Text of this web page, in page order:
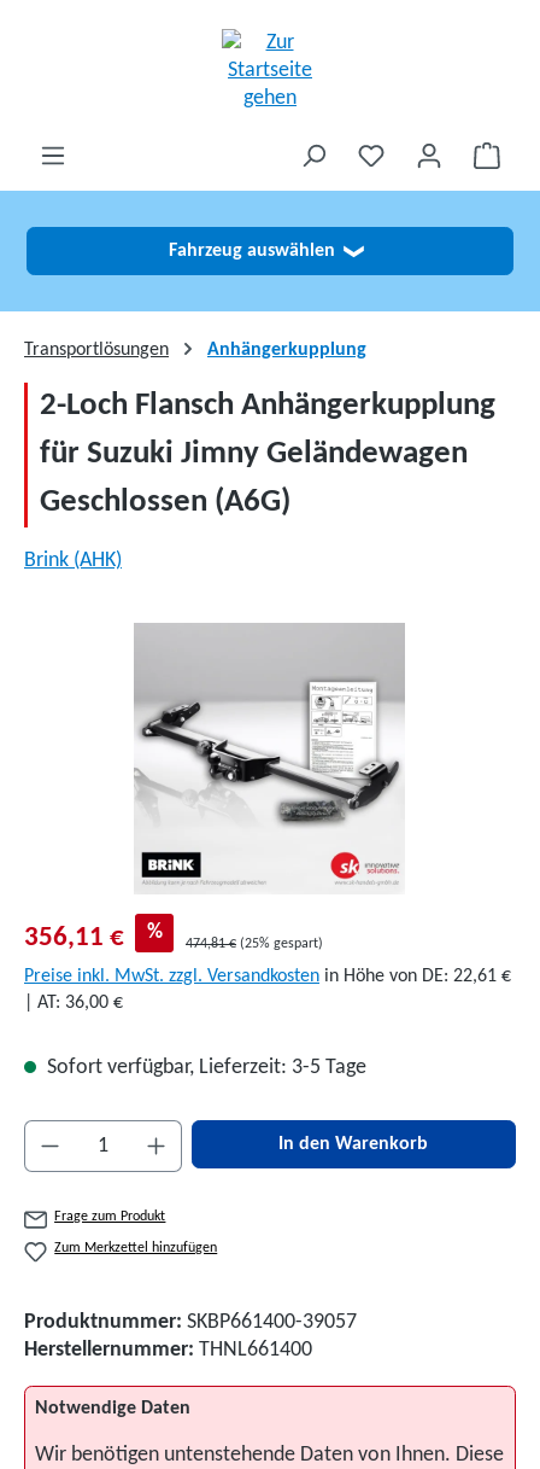
Fahrzeug auswählen ❯
Transportlösungen Anhängerkupplung
2-Loch Flansch Anhängerkupplung
für Suzuki Jimny Geländewagen
Geschlossen (A6G)
Brink (AHK)
356,11 € % 474,81 € (25% gespart)
Preise inkl. MwSt. zzgl. Versandkosten in Höhe von DE: 22,61 €
| AT: 36,00 €
Sofort verfügbar, Lieferzeit: 3-5 Tage
Produkt Anzahl: Gib den gewünschten Wert
In den Warenkorb
Frage zum Produkt
Zum Merkzettel hinzufügen
Produktnummer: SKBP661400-39057
Herstellernummer: THNL661400
Notwendige Daten
Wir benötigen untenstehende Daten von Ihnen. Diese